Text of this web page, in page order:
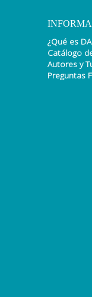
¿Qué es
Catálogo
Autores y
Preguntas